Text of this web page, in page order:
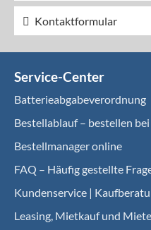
Kontaktformular
Service-Center
Batterieabgabeverordnung
Bestellablauf – bestellen bei
Bestellmanager online
FAQ – Häufig gestellte
Kundenservice |
Leasing, Mietkauf und Miete